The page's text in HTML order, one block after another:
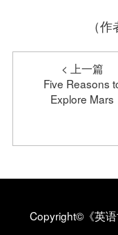
（
< 上一篇
Five Reasons
Explore Mars
Copyright©《英